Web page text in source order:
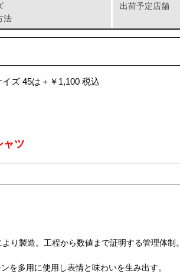
ズ 45は＋￥1,100 税込
ャツ
り製造。工程から数値まで証明する管理体制。
を多用に使用し表情と味わいを生み出す。
法
出荷予定店舗